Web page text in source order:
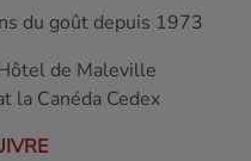
du goût depuis 1973
de Maleville
la Canéda Cedex